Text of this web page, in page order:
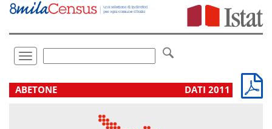
Vai
direttamente
Toggle
navigation
.
ABETONE DATI 2011